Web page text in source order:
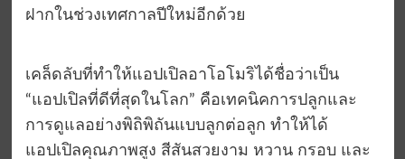
ฝากในช่วงเทศกาลปีใหม่อีกด้วย
เคล็ดลับที่ทำให้แอปเปิลอาโอโมริได้ชื่อว่าเป็น
“แอปเปิลที่ดีที่สุดในโลก” คือเทคนิคการปลูกและ
การดูแลอย่างพิถิพิถันแบบลูกต่อลูก ทำให้ได้
แอปเปิลคุณภาพสูง สีสันสวยงาม หวาน กรอบ และ